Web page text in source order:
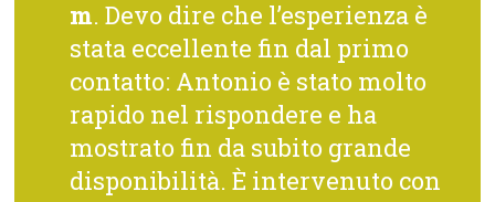
m. Devo dire che l’esperienza è
stata eccellente fin dal primo
contatto: Antonio è stato molto
rapido nel rispondere e ha
mostrato fin da subito grande
disponibilità. È intervenuto con